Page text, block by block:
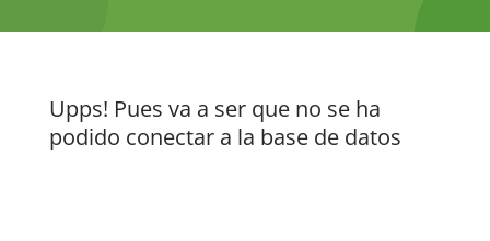
Upps! Pues va a ser que no se ha
podido conectar a la base de datos